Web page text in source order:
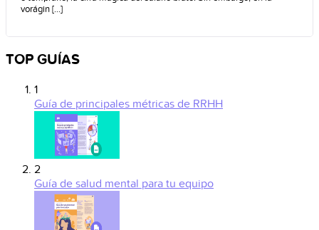
vorágin [...]
TOP GUÍAS
1
Guía de principales métricas de RRHH
2
Guía de salud mental para tu equipo